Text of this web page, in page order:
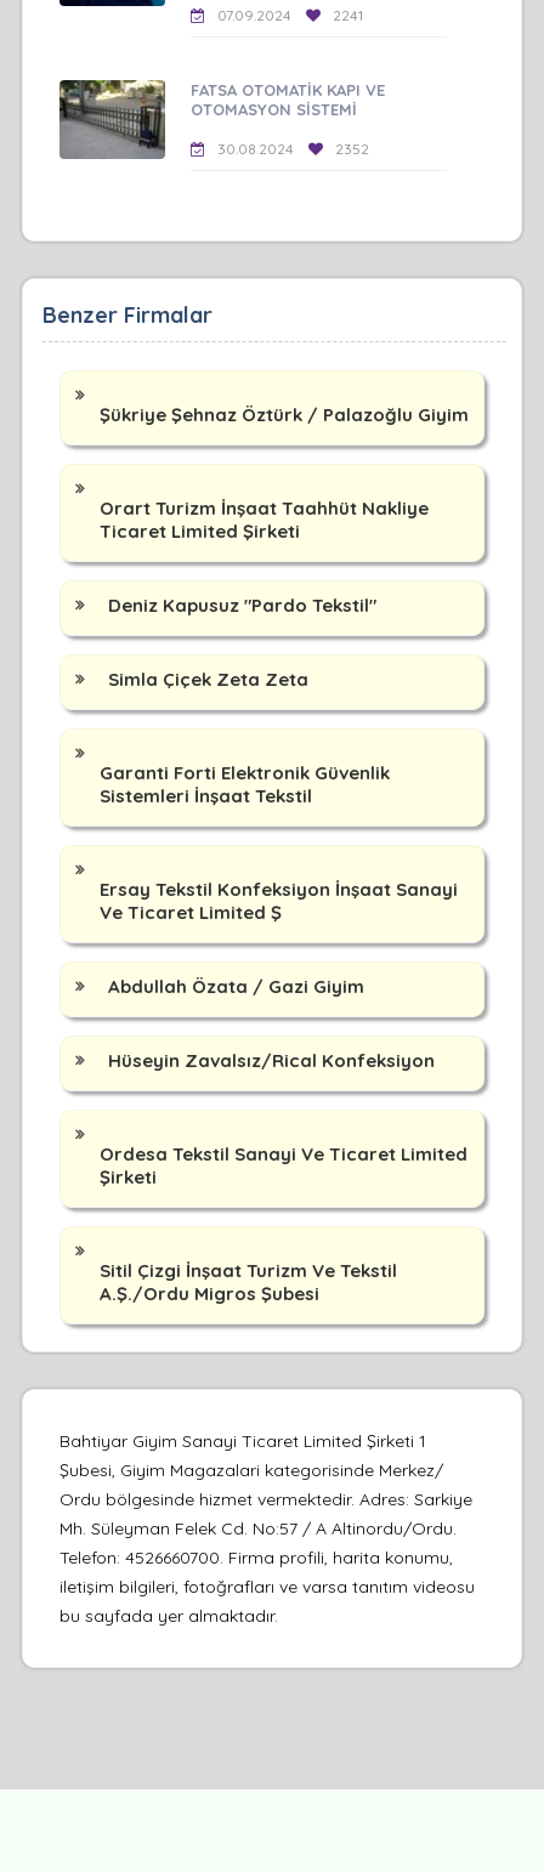
07.09.2024 2241
FATSA OTOMATİK KAPI VE
OTOMASYON SİSTEMİ
30.08.2024 2352
Benzer Firmalar
Şükriye Şehnaz Öztürk / Palazoğlu Giyim
Orart Turizm İnşaat Taahhüt Nakliye
Ticaret Limited Şirketi
Deniz Kapusuz "Pardo Tekstil"
Simla Çiçek Zeta Zeta
Garanti Forti Elektronik Güvenlik
Sistemleri İnşaat Tekstil
Ersay Tekstil Konfeksiyon İnşaat Sanayi
Ve Ticaret Limited Ş
Abdullah Özata / Gazi Giyim
Hüseyin Zavalsız/Rical Konfeksiyon
Ordesa Tekstil Sanayi Ve Ticaret Limited
Şirketi
Sitil Çizgi İnşaat Turizm Ve Tekstil
A.Ş./Ordu Migros Şubesi
Bahtiyar Giyim Sanayi Ticaret Limited Şirketi 1
Şubesi, Giyim Magazalari kategorisinde Merkez/
Ordu bölgesinde hizmet vermektedir. Adres: Sarkiye
Mh. Süleyman Felek Cd. No:57 / A Altinordu/Ordu.
Telefon: 4526660700. Firma profili, harita konumu,
iletişim bilgileri, fotoğrafları ve varsa tanıtım videosu
bu sayfada yer almaktadır.